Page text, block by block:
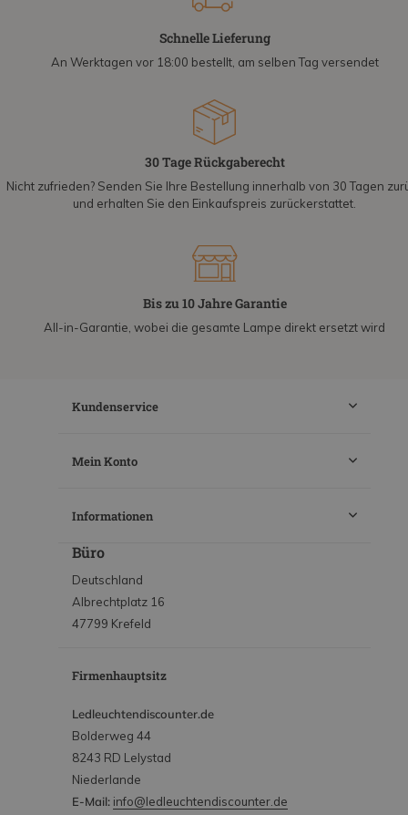
Schnelle Lieferung
An Werktagen vor 18:00 bestellt, am selben Tag versendet
30 Tage Rückgaberecht
Nicht zufrieden? Senden Sie Ihre Bestellung innerhalb von 30 Tagen
und erhalten Sie den Einkaufspreis zurückerstattet.
Bis zu 10 Jahre Garantie
All-in-Garantie, wobei die gesamte Lampe direkt ersetzt wird
Kundenservice
Mein Konto
Informationen
Büro
Deutschland
Albrechtplatz 16
47799 Krefeld
Firmenhauptsitz
Ledleuchtendiscounter.de
Bolderweg 44
8243 RD Lelystad
Niederlande
E-Mail: info@ledleuchtendiscounter.de